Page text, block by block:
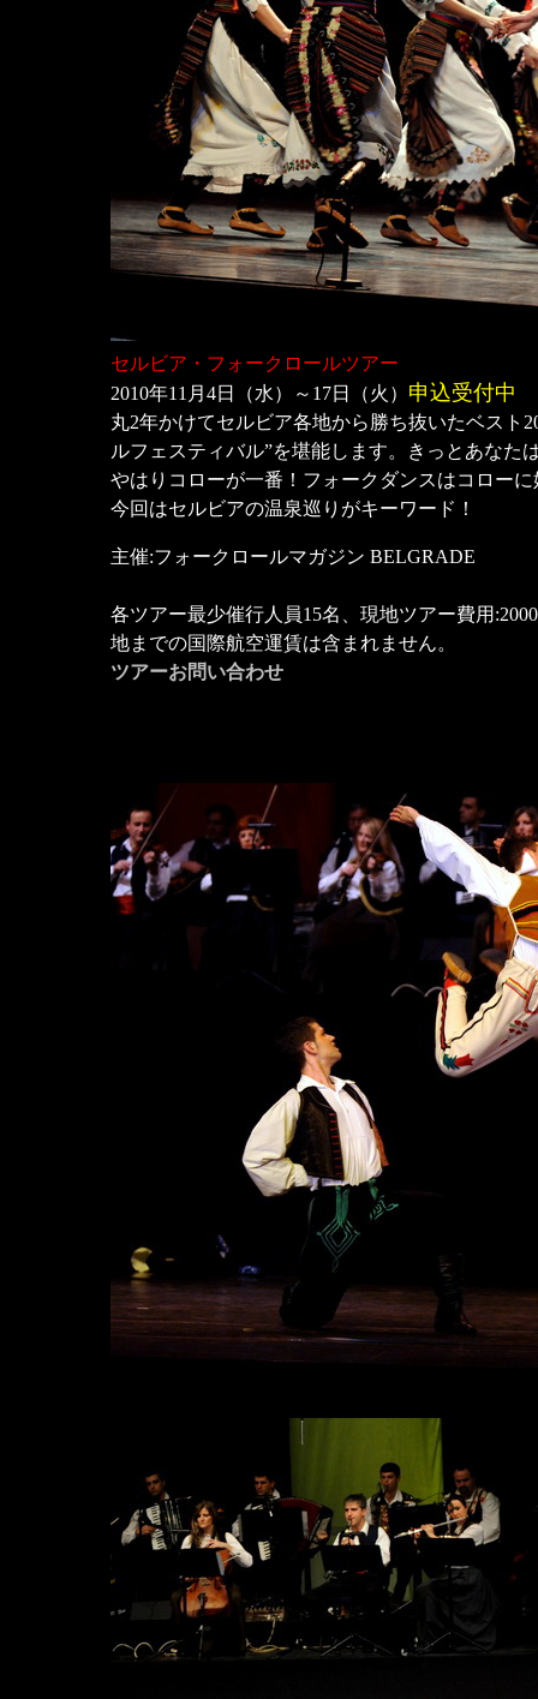
セルビア・フォークロールツアー
2010年11月4日（水）～17日（火） 申込受付中
丸2年かけてセルビア各地から勝ち抜いたベスト
ルフェスティバル”を堪能します。きっとあなた
やはりコローが一番！フォークダンスはコロー
今回はセルビアの温泉巡りがキーワード！
主催:フォークロールマガジン BELGRADE
各ツアー最少催行人員15名、現地ツアー費用
地までの国際航空運賃は含まれま
ツアーお問い合わせ